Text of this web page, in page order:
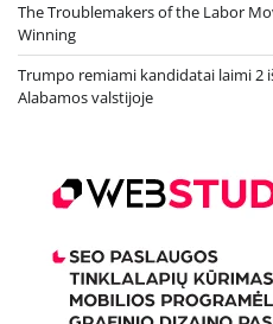
The Troublemakers of the Labor
Winning
Trumpo remiami kandidatai laimi 2
Alabamos valstijoje